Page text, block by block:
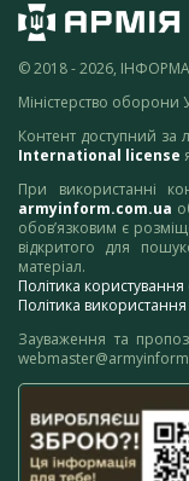
© 2018 - 2026,
Міністерство оборони
Контент доступний за
International license
При використанні
armyinform.com.ua
обов’язковим є
відкритого для
матеріал.
Політика
Політика
Зауваження та